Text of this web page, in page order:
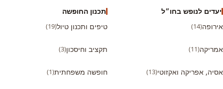
יעדים לנופש בחו״ל
אירופה(14)
אמריקה(11)
אסיה, אפריקה ואקזוטי(13)
תכנון החופשה
טיפים ותכנון טיול(19)
תקציב וחיסכון(3)
חופשה משפחתית(1)